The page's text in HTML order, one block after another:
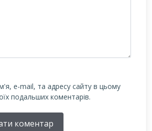
e-mail, та адресу сайту в цьому
подальших коментарів.
коментар